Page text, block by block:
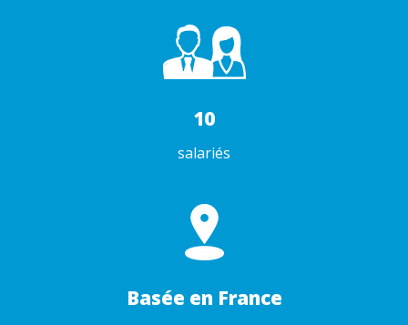
10
salariés
Basée en France